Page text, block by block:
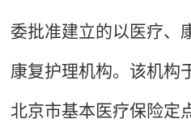
委批准建立的以医疗、
康复护理机构。该机构
北京市基本医疗保险定